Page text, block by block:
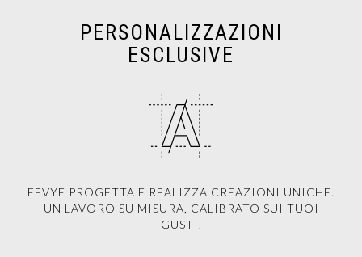
PERSONALIZZAZIONI
ESCLUSIVE
EEVYE PROGETTA E REALIZZA CREAZIONI UNICHE.
UN LAVORO SU MISURA, CALIBRATO SUI TUOI
GUSTI.